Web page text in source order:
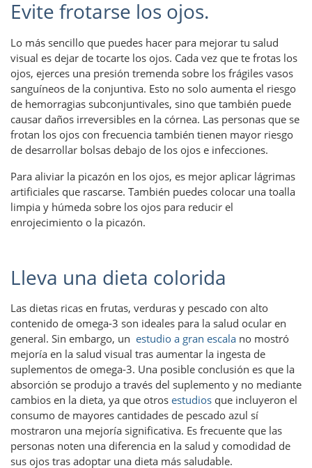
Evite frotarse los ojos.
Lo más sencillo que puedes hacer para mejorar tu salud
visual es dejar de tocarte los ojos. Cada vez que te frotas los
ojos, ejerces una presión tremenda sobre los frágiles vasos
sanguíneos de la conjuntiva. Esto no solo aumenta el riesgo
de hemorragias subconjuntivales, sino que también puede
causar daños irreversibles en la córnea. Las personas que se
frotan los ojos con frecuencia también tienen mayor riesgo
de desarrollar bolsas debajo de los ojos e infecciones.
Para aliviar la picazón en los ojos, es mejor aplicar lágrimas
artificiales que rascarse. También puedes colocar una toalla
limpia y húmeda sobre los ojos para reducir el
enrojecimiento o la picazón.
Lleva una dieta colorida
Las dietas ricas en frutas, verduras y pescado con alto
contenido de omega-3 son ideales para la salud ocular en
general. Sin embargo, un estudio a gran escala no mostró
mejoría en la salud visual tras aumentar la ingesta de
suplementos de omega-3. Una posible conclusión es que la
absorción se produjo a través del suplemento y no mediante
cambios en la dieta, ya que otros estudios que incluyeron el
consumo de mayores cantidades de pescado azul sí
mostraron una mejoría significativa. Es frecuente que las
personas noten una diferencia en la salud y comodidad de
sus ojos tras adoptar una dieta más saludable.